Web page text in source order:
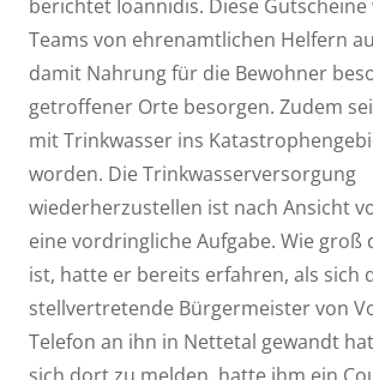
berichtet Ioannidis. Diese Gutscheine
Teams von ehrenamtlichen Helfern
damit Nahrung für die Bewohner
getroffener Orte besorgen. Zudem
mit Trinkwasser ins
worden. Die Trinkwasserversorgung
wiederherzustellen ist nach Ansicht
eine vordringliche Aufgabe. Wie groß
ist, hatte er bereits erfahren, als sich
stellvertretende Bürgermeister von
Telefon an ihn in Nettetal gewandt